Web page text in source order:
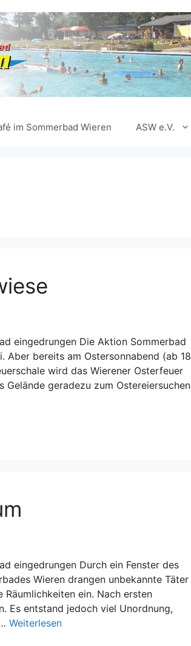
im Sommerbad Wieren ASW e.V.
eingedrungen Die Aktion Sommerbad
Aber bereits am Ostersonnabend (ab 18
wird das Wierener Osterfeuer
geradezu zum Ostereiersuchen
eingedrungen Durch ein Fenster des
Wieren drangen unbekannte Täter
ein. Nach ersten
Es entstand jedoch viel Unordnung,
Weiterlesen